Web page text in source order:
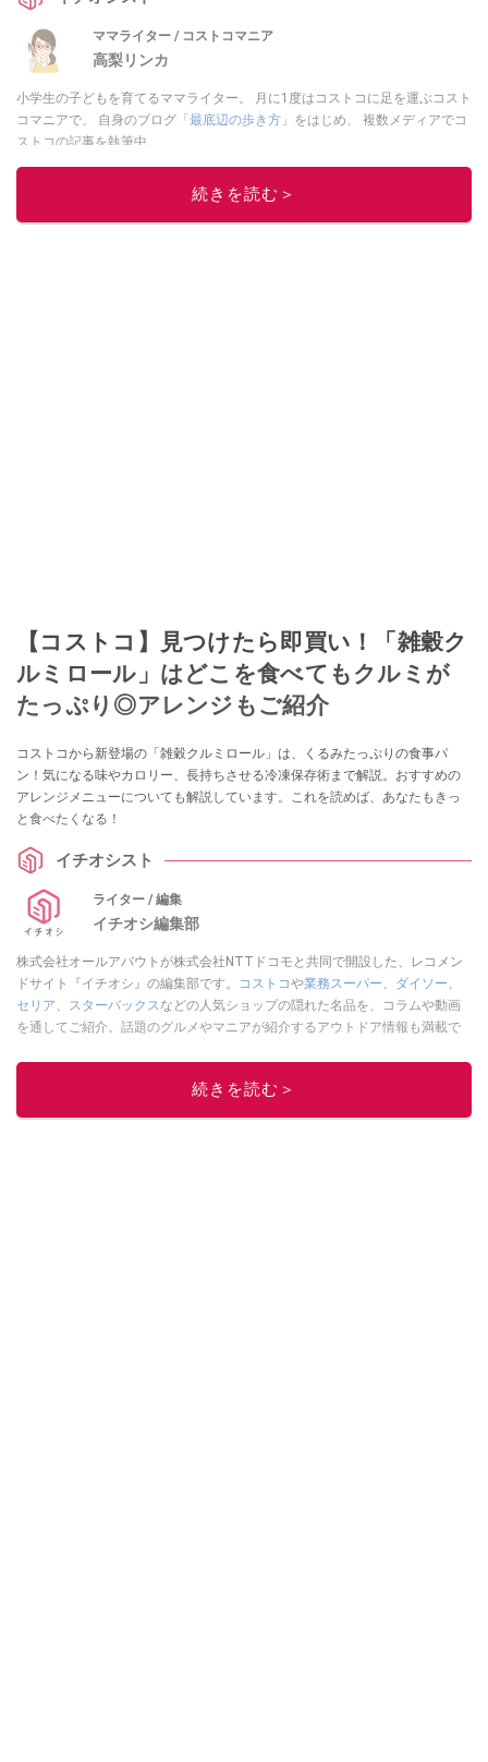
てくれています！ママライター / コストコマニア
高梨リンカ
小学生の子どもを育てるママライター。 月に1度はコストコに足を運ぶコスト
コマニアで、 自身のブログ 「最底辺の歩き方」 をはじめ、 複数メディアでコ
ストコの記事を執筆中。
このイチオシストの他の記事を読む
続きを読む＞
【コストコ】見つけたら即買い！「雑穀ク
ルミロール」はどこを食べてもクルミが
たっぷり◎アレンジもご紹介
コストコから新登場の「雑穀クルミロール」は、くるみたっぷりの食事パ
ン！気になる味やカロリー、長持ちさせる冷凍保存術まで解説。おすすめの
アレンジメニューについても解説しています。これを読めば、あなたもきっ
と食べたくなる！
イチオシスト
ライター / 編集
イチオシ編集部
株式会社オールアバウトが株式会社NTTドコモと共同で開設した、レコメン
ドサイト『イチオシ』の編集部です。
コストコや業務スーパー、 ダイソー、
セリア、 スターバックスなどの人気ショップの隠れた名品を、コラムや動画
を通してご紹介。話題のグルメやマニアが紹介するアウトドア情報も満載で
レビューしています。毎日トレンド情報をお届けしているので、ぜひ
してください！続きを読む＞